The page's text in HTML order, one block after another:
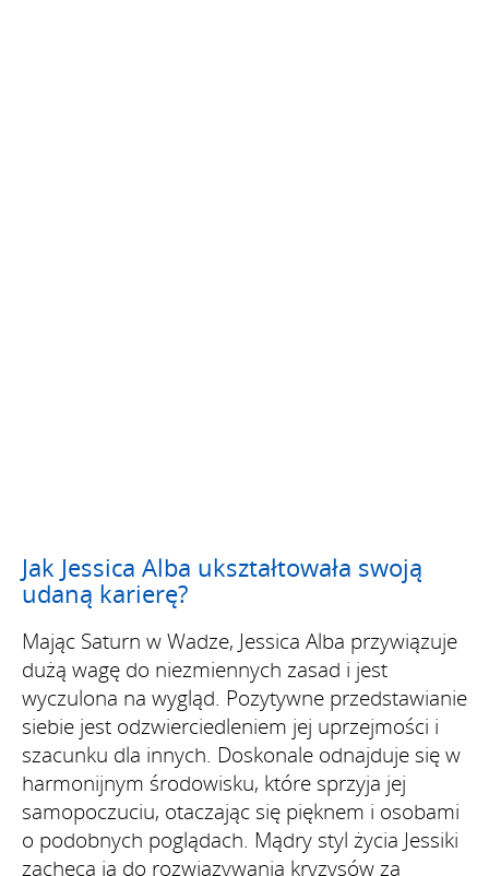
Jak Jessica Alba ukształtowała swoją
udaną karierę?
Mając Saturn w Wadze, Jessica Alba przywiązuje
dużą wagę do niezmiennych zasad i jest
wyczulona na wygląd. Pozytywne przedstawianie
siebie jest odzwierciedleniem jej uprzejmości i
szacunku dla innych. Doskonale odnajduje się w
harmonijnym środowisku, które sprzyja jej
samopoczuciu, otaczając się pięknem i osobami
o podobnych poglądach. Mądry styl życia Jessiki
zachęca ją do rozwiązywania kryzysów za